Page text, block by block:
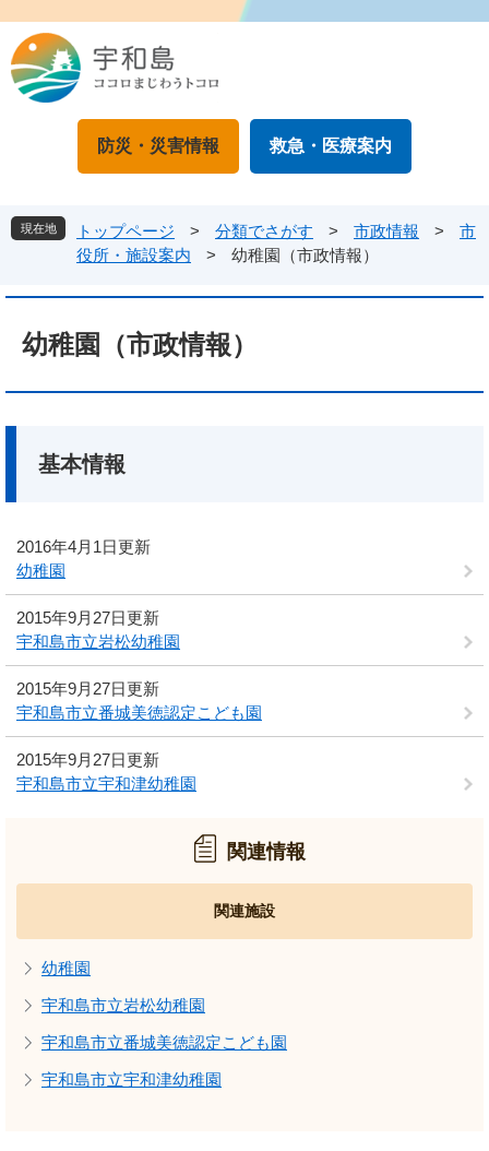
ジ
の
ュ
ー
本
文
防災・災害情報 救急・医療案内
現在地 トップページ > 分類でさがす > 市政情報 >
市
役所・施設案内
> 幼稚園（市政情報）
幼稚園（市政情報）
基本情報
2016年4月1日更新
幼稚園
2015年9月27日更新
宇和島市立岩松幼稚園
2015年9月27日更新
宇和島市立番城美徳認定こども園
2015年9月27日更新
宇和島市立宇和津幼稚園
関連情報
関連施設
幼稚園
宇和島市立岩松幼稚園
宇和島市立番城美徳認定こども園
宇和島市立宇和津幼稚園